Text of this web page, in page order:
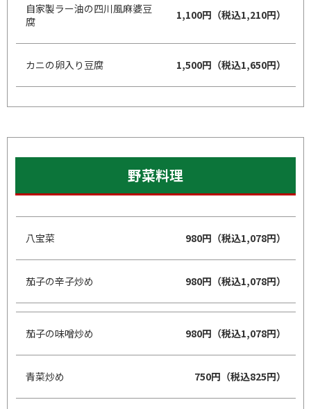
自家製ラー油の四川風麻婆豆
腐
1,100円（税込1,210円）
カニの卵入り豆腐 1,500円（税込1,650円）
野菜料理
八宝菜 980円（税込1,078円）
茄子の辛子炒め 980円（税込1,078円）
茄子の味噌炒め 980円（税込1,078円）
青菜炒め 750円（税込825円）